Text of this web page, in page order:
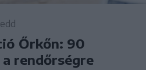
Őrkőn: 90
rendőrségre